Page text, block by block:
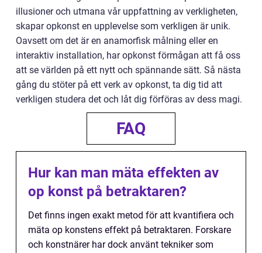
illusioner och utmana vår uppfattning av verkligheten,
skapar opkonst en upplevelse som verkligen är unik.
Oavsett om det är en anamorfisk målning eller en
interaktiv installation, har opkonst förmågan att få oss
att se världen på ett nytt och spännande sätt. Så nästa
gång du stöter på ett verk av opkonst, ta dig tid att
verkligen studera det och låt dig förföras av dess magi.
FAQ
Hur kan man mäta effekten av
op konst på betraktaren?
Det finns ingen exakt metod för att kvantifiera och
mäta op konstens effekt på betraktaren. Forskare
och konstnärer har dock använt tekniker som